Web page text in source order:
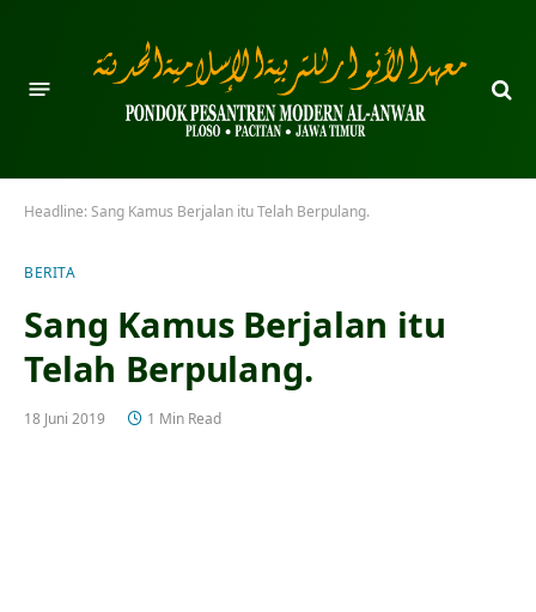
Headline:Sang Kamus Berjalan itu Telah Berpulang.
BERITA
Sang Kamus Berjalan itu
Telah Berpulang.
18 Juni 2019 1 Min Read